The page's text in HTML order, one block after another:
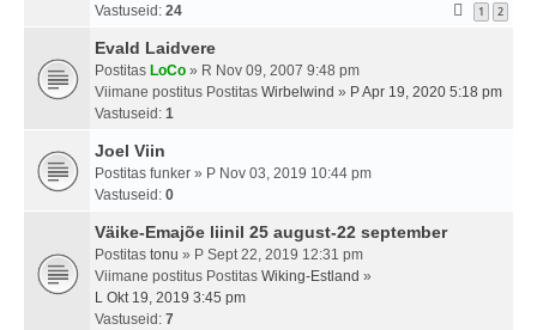
Vastuseid: 24 1 2
Evald Laidvere
Postitas LoCo » R Nov 09, 2007 9:48 pm
Viimane postitus Postitas Wirbelwind » P Apr 19, 2020 5:18 pm
Vastuseid: 1
Joel Viin
Postitas funker » P Nov 03, 2019 10:44 pm
Vastuseid: 0
Väike-Emajõe liinil 25 august-22 september
Postitas tonu » P Sept 22, 2019 12:31 pm
Viimane postitus Postitas Wiking-Estland »
L Okt 19, 2019 3:45 pm
Vastuseid: 7